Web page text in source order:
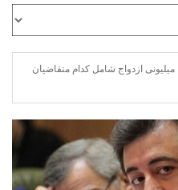
» دسته‌بندی نشده » وام ۱۵ میلیونی ازدواج شامل کدام متقاضیان